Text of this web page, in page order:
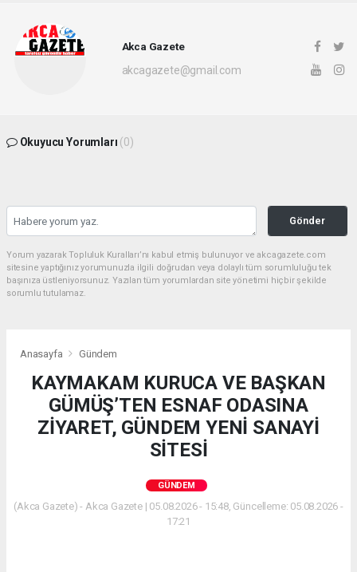
Akca Gazete
akcagazete@gmail.com
Okuyucu Yorumları (0)
Gönder
Yorum yazarak Topluluk Kuralları’nı kabul etmiş bulunuyor ve akcagazete.com
sitesine yaptığınız yorumunuzla ilgili doğrudan veya dolaylı tüm sorumluluğu tek
başınıza üstleniyorsunuz. Yazılan tüm yorumlardan site yönetimi hiçbir şekilde
sorumlu tutulamaz.
Anasayfa Gündem
KAYMAKAM KURUCA VE BAŞKAN
GÜMÜŞ’TEN ESNAF ODASINA
ZİYARET, GÜNDEM YENİ SANAYİ
SİTESİ
GÜNDEM
(Akca Gazete) - Akca Gazete | 05.08.2026 - 15:48, Güncelleme: 05.08.2026 -
17:21